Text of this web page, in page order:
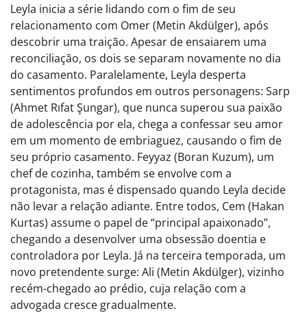
Leyla inicia a série lidando com o fim de seu
relacionamento com Omer (Metin Akdülger), após
descobrir uma traição. Apesar de ensaiarem uma
reconciliação, os dois se separam novamente no dia
do casamento. Paralelamente, Leyla desperta
sentimentos profundos em outros personagens: Sarp
(Ahmet Rıfat Şungar), que nunca superou sua paixão
de adolescência por ela, chega a confessar seu amor
em um momento de embriaguez, causando o fim de
seu próprio casamento. Feyyaz (Boran Kuzum), um
chef de cozinha, também se envolve com a
protagonista, mas é dispensado quando Leyla decide
não levar a relação adiante. Entre todos, Cem (Hakan
Kurtas) assume o papel de “principal apaixonado”,
chegando a desenvolver uma obsessão doentia e
controladora por Leyla. Já na terceira temporada, um
novo pretendente surge: Ali (Metin Akdülger), vizinho
recém-chegado ao prédio, cuja relação com a
advogada cresce gradualmente.